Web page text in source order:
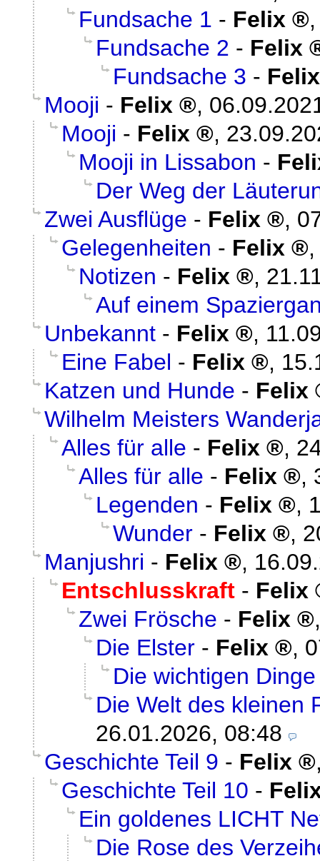
Fundsache 1 - Felix
Fundsache 2 - Felix
Fundsache 3 - Felix
Mooji - Felix ,
Mooji - Felix ,
Mooji in Lissabon -
Der Weg der
Zwei Ausflüge - Felix ,
Gelegenheiten - Felix
Notizen - Felix ,
Auf einem
Unbekannt - Felix ,
Eine Fabel - Felix ,
Katzen und Hunde - Felix
Wilhelm Meisters
Alles für alle - Felix ,
Alles für alle - Felix ,
Legenden - Felix ,
Wunder - Felix ,
Manjushri - Felix ,
Entschlusskraft - Felix
Zwei Frösche - Felix
Die Elster - Felix ,
Die wichtigen Dinge
Die Welt des kleinen
26.01.2026, 08:48
Geschichte Teil 9 - Felix
Geschichte Teil 10 -
Ein goldenes LICHT
Die Rose des